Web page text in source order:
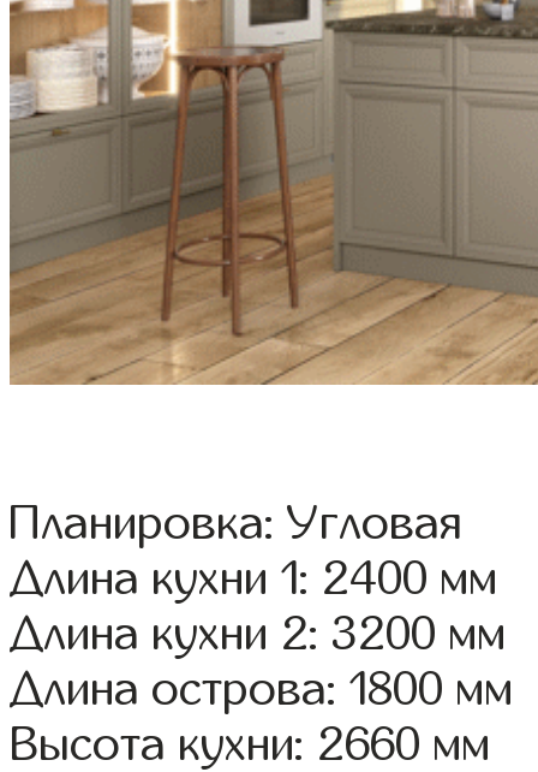
Планировка: Угловая
Длина кухни 1: 2400 мм
Длина кухни 2: 3200 мм
Длина острова: 1800 мм
Высота кухни: 2660 мм